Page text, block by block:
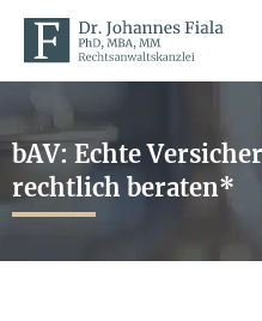
bAV: Echte
rechtlich beraten*